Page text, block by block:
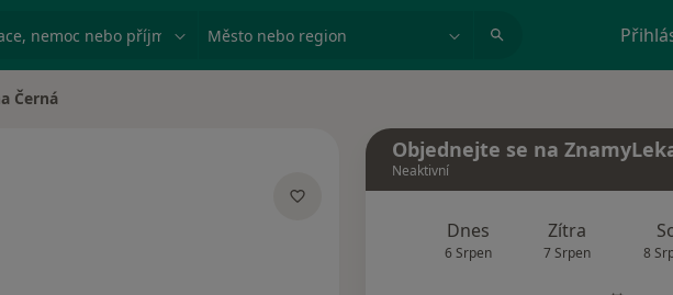
nemoc nebo příjmení Město nebo region
Černá
Objednejte se na
Neaktivní
Dnes
6 Srpen
Zítra
7 Srpen 8